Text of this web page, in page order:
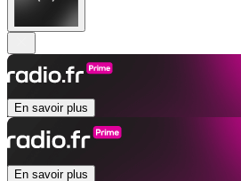
En savoir plus
En savoir plus